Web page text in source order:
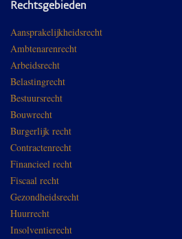
Rechtsgebieden
Aansprakelijkheidsrecht
Ambtenarenrecht
Arbeidsrecht
Belastingrecht
Bestuursrecht
Bouwrecht
Burgerlijk recht
Contractenrecht
Financieel recht
Fiscaal recht
Gezondheidsrecht
Huurrecht
Insolventierecht